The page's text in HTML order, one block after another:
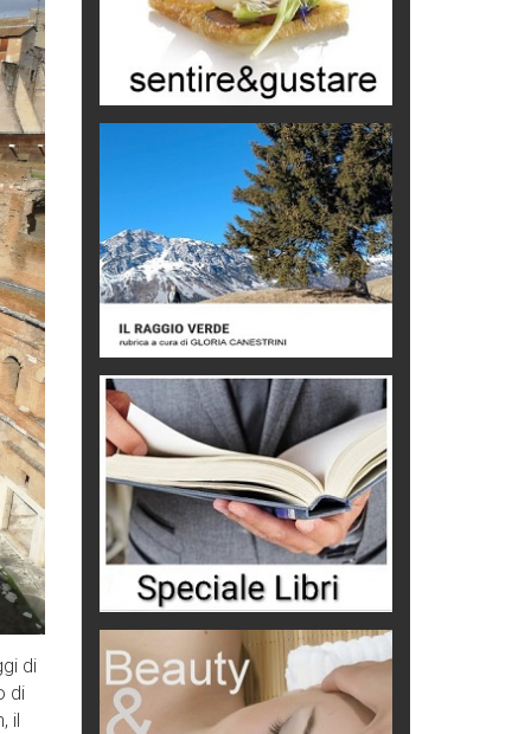
di
di
il
Mio nonno, salvato dai russi
Storie...di storia
Macchine di guerra
Editoriale
Turismo in Miniera
Puglia - Tra storia e recupero
Castione, sotto il segno del
castagno